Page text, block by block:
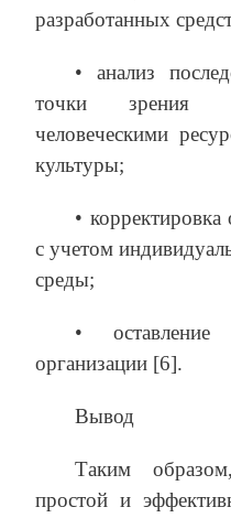
разработанных
• анализ
точки зрения
человеческими
культуры;
•
с учетом
среды;
• оставление
организации [6].
Вывод
Таким
простой и